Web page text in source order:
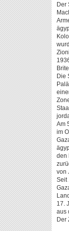
Der
Die
Am
im
den
von
Seit
17.
aus
Der